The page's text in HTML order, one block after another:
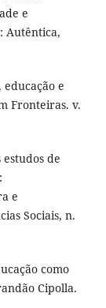
e
Autêntica,
educação e
Fronteiras. v.
estudos de
e
Sociais, n.
como
Cipolla.